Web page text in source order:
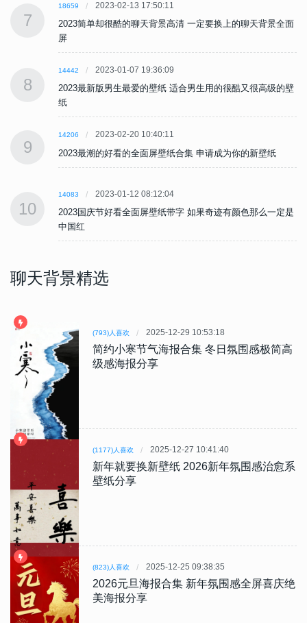
7
18659 2023-02-13 17:50:11
2023简单却很酷的聊天背景高清 一定要换上的聊天背景全面
屏
8
14442 2023-01-07 19:36:09
2023最新版男生最爱的壁纸 适合男生用的很酷又很高级的壁
纸
9
14206 2023-02-20 10:40:11
2023最潮的好看的全面屏壁纸合集 申请成为你的新壁纸
10
14083 2023-01-12 08:12:04
2023国庆节好看全面屏壁纸带字 如果奇迹有颜色那么一定是
中国红
聊天背景精选
(793)人喜欢 2025-12-29 10:53:18
简约小寒节气海报合集 冬日氛围感极简高
级感海报分享
(1177)人喜欢 2025-12-27 10:41:40
新年就要换新壁纸 2026新年氛围感治愈系
壁纸分享
(823)人喜欢 2025-12-25 09:38:35
2026元旦海报合集 新年氛围感全屏喜庆绝
美海报分享